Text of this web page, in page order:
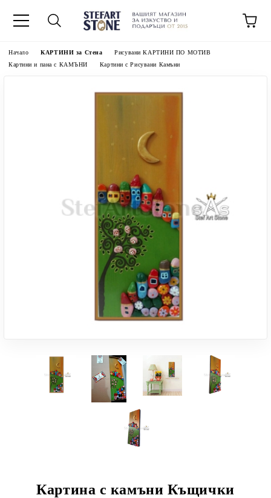
Начало КАРТИНИ за Стена
Рисувани КАРТИНИ ПО МОТИВ
Картини и пана с КАМЪНИ
Картини с Рисувани Камъни
Картина с камъни Къщички